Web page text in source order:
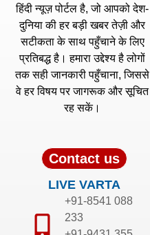
हिंदी न्यूज़ पोर्टल है, जो आपको देश-
दुनिया की हर बड़ी खबर तेज़ी और
सटीकता के साथ पहुँचाने के लिए
प्रतिबद्ध है। हमारा उद्देश्य है लोगों
तक सही जानकारी पहुँचाना, जिससे
वे हर विषय पर जागरूक और सूचित
रह सकें।
Contact us
LIVE VARTA
+91-8541 088
233